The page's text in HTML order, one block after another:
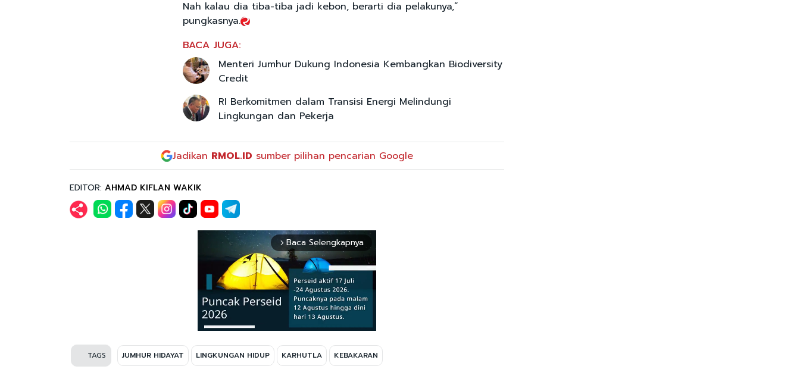
Nah kalau dia tiba-tiba jadi kebon, berarti dia pelakunya,”
pungkasnya.
BACA JUGA:
Menteri Jumhur Dukung Indonesia Kembangkan Biodiversity
Credit
RI Berkomitmen dalam Transisi Energi Melindungi
Lingkungan dan Pekerja
Jadikan RMOL.ID sumber pilihan pencarian Google
EDITOR: AHMAD KIFLAN WAKIK
arrow_forward_ios Baca Selengkapnya
TAGS JUMHUR HIDAYAT LINGKUNGAN HIDUP KARHUTLA KEBAKARAN